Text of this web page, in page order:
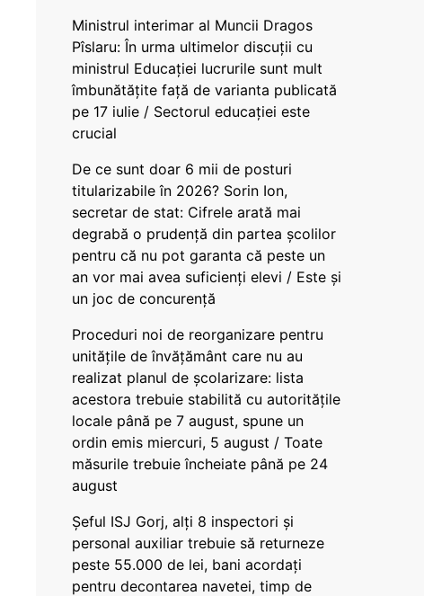
Ministrul interimar al Muncii Dragos
Pîslaru: În urma ultimelor discuții cu
ministrul Educației lucrurile sunt mult
îmbunătățite față de varianta publicată
pe 17 iulie / Sectorul educației este
crucial
De ce sunt doar 6 mii de posturi
titularizabile în 2026? Sorin Ion,
secretar de stat: Cifrele arată mai
degrabă o prudență din partea școlilor
pentru că nu pot garanta că peste un
an vor mai avea suficienți elevi / Este și
un joc de concurență
Proceduri noi de reorganizare pentru
unitățile de învățământ care nu au
realizat planul de școlarizare: lista
acestora trebuie stabilită cu autoritățile
locale până pe 7 august, spune un
ordin emis miercuri, 5 august / Toate
măsurile trebuie încheiate până pe 24
august
Șeful ISJ Gorj, alți 8 inspectori și
personal auxiliar trebuie să returneze
peste 55.000 de lei, bani acordați
pentru decontarea navetei, timp de